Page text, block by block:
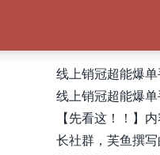
线上销冠超能爆单
线上销冠超能爆
【先看这！！】
长社群，芙鱼撰